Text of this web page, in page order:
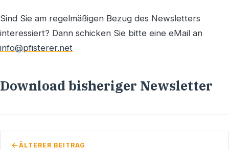
Sind Sie am regelmäßigen Bezug des Newsletters
interessiert? Dann schicken Sie bitte eine eMail an
info@pfisterer.net
Download bisheriger Newsletter
ÄLTERER BEITRAG